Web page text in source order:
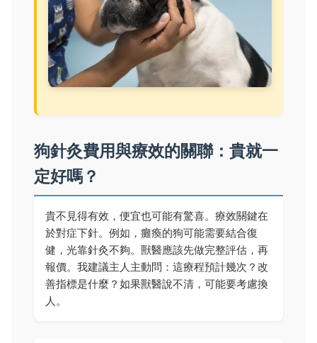
狗針灸費用與療效的關聯：貴就一
定好嗎？
貴不見得有效，便宜也可能有驚喜。療效關鍵在
於對症下針。例如，癱瘓的狗可能需要結合復
健，光靠針灸不夠。獸醫應該先做完整評估，再
報價。我建議主人主動問：這療程預計幾次？改
善指標是什麼？如果獸醫說不清，可能要考慮換
人。